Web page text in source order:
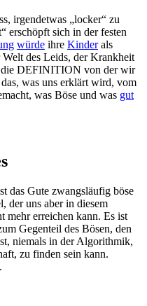
irgendetwas „locker“ zu
erschöpft sich in der festen
würde ihre Kinderals
des Leids, der Krankheit
die DEFINITION von der wir
was uns erklärt wird, vom
was Böse und was gut
das Gute zwangsläufig böse
der uns aber in diesem
erreichen kann. Es ist
Gegenteil des Bösen, den
niemals in der Algorithmik,
zu finden sein kann.